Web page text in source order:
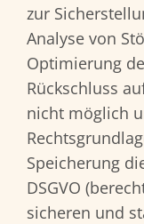
zur
Analyse von
Optimierung
Rückschluss
nicht möglich
Speicherung
DSGVO
sicheren und